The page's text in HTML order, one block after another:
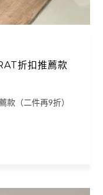
折扣推薦款
款（二件再9折）